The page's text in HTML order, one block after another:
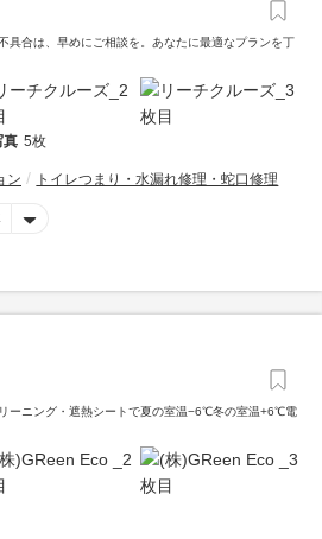
具合は、早めにご相談を。あなたに最適なプランを丁
真 5枚
ン トイレつまり・水漏れ修理・蛇口修理
ーニング・遮熱シートで夏の室温−6℃冬の室温+6℃電